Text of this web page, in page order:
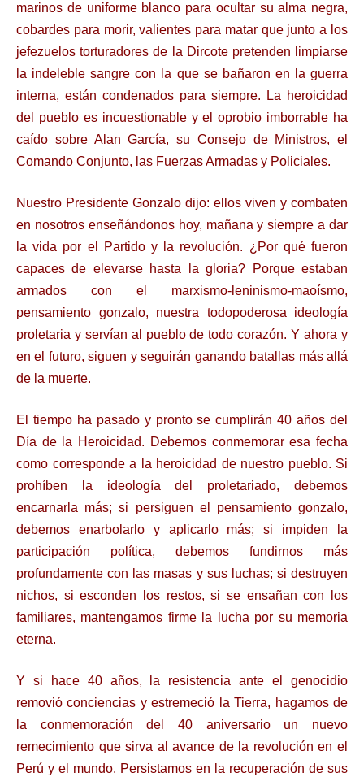
marinos de uniforme blanco para ocultar su alma negra,
cobardes para morir, valientes para matar que junto a los
jefezuelos torturadores de la Dircote pretenden limpiarse
la indeleble sangre con la que se bañaron en la guerra
interna, están condenados para siempre. La heroicidad
del pueblo es incuestionable y el oprobio imborrable ha
caído sobre Alan García, su Consejo de Ministros, el
Comando Conjunto, las Fuerzas Armadas y Policiales.
Nuestro Presidente Gonzalo dijo: ellos viven y combaten
en nosotros enseñándonos hoy, mañana y siempre a dar
la vida por el Partido y la revolución. ¿Por qué fueron
capaces de elevarse hasta la gloria? Porque estaban
armados con el marxismo-leninismo-maoísmo,
pensamiento gonzalo, nuestra todopoderosa ideología
proletaria y servían al pueblo de todo corazón. Y ahora y
en el futuro, siguen y seguirán ganando batallas más allá
de la muerte.
El tiempo ha pasado y pronto se cumplirán 40 años del
Día de la Heroicidad. Debemos conmemorar esa fecha
como corresponde a la heroicidad de nuestro pueblo. Si
prohíben la ideología del proletariado, debemos
encarnarla más; si persiguen el pensamiento gonzalo,
debemos enarbolarlo y aplicarlo más; si impiden la
participación política, debemos fundirnos más
profundamente con las masas y sus luchas; si destruyen
nichos, si esconden los restos, si se ensañan con los
familiares, mantengamos firme la lucha por su memoria
eterna.
Y si hace 40 años, la resistencia ante el genocidio
removió conciencias y estremeció la Tierra, hagamos de
la conmemoración del 40 aniversario un nuevo
remecimiento que sirva al avance de la revolución en el
Perú y el mundo. Persistamos en la recuperación de sus